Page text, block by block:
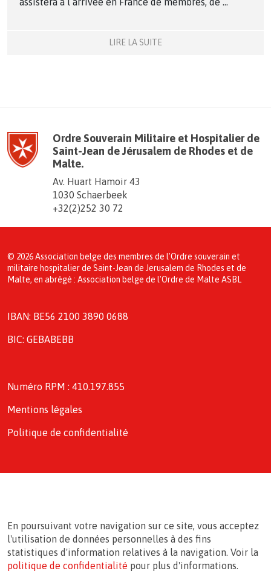
LIRE LA SUITE
Ordre Souverain Militaire et Hospitalier de
Saint-Jean de Jérusalem de Rhodes et de
Malte.
Av. Huart Hamoir 43
1030 Schaerbeek
+32(2)252 30 72
© 2026 Association belge des membres de l'Ordre souverain et
militaire hospitalier de Saint-Jean de Jerusalem de Rhodes et de
Malte, en abrégé : Association belge de l'Ordre de Malte ASBL
IBAN: BE56 2100 3890 0688
BIC: GEBABEBB
Numéro RPM : 410.197.855
Mentions légales
Politique de confidentialité
En poursuivant votre navigation sur ce site, vous acceptez
l'utilisation de données personnelles à des fins
statistiques d'information relatives à la navigation. Voir la
politique de confidentialité pour plus d'informations.